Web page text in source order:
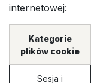
internetowej:
Kategorie
plików cookie
Sesja i